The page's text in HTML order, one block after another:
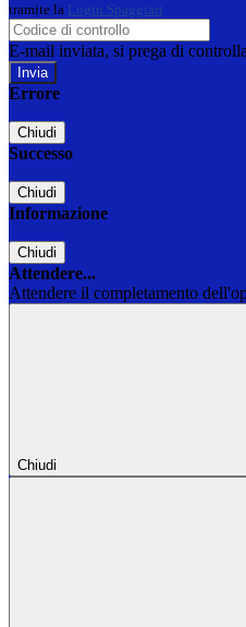
tramite la Login Spaggiari
E-mail inviata, si prega di
Errore
Chiudi
Successo
Chiudi
Informazione
Chiudi
Attendere...
Attendere il completamento
Chiudi